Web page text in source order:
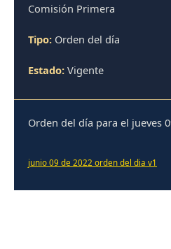
Comisión Primera
Tipo: Orden del día
Estado: Vigente
Orden del día para el jueves
junio 09 de 2022 orden del dia v1